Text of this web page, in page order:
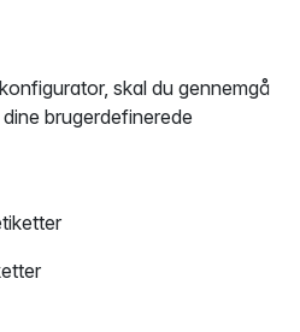
skal du gennemgå
brugerdefinerede